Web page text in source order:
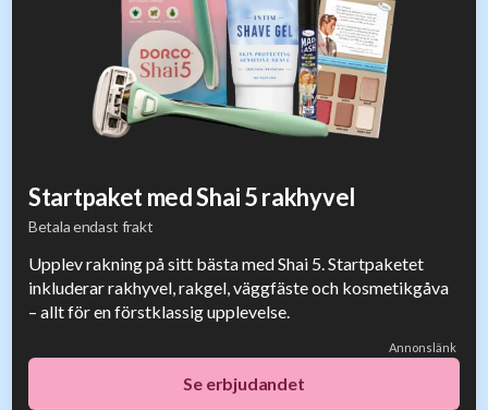
Startpaket med Shai 5 rakhyvel
Betala endast frakt
Upplev rakning på sitt bästa med Shai 5. Startpaketet
inkluderar rakhyvel, rakgel, väggfäste och kosmetikgåva
– allt för en förstklassig upplevelse.
Annonslänk
Se erbjudandet